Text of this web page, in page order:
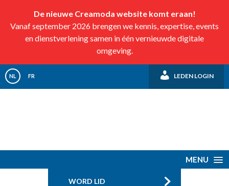
De nieuwe Creamoda website komt eraan!
Vanaf september 2026 brengen we kennis, expertise, events
en dienstverlening samen in één vernieuwde digitale
omgeving.
NL FR LEDEN LOGIN
MENU
WORD LID